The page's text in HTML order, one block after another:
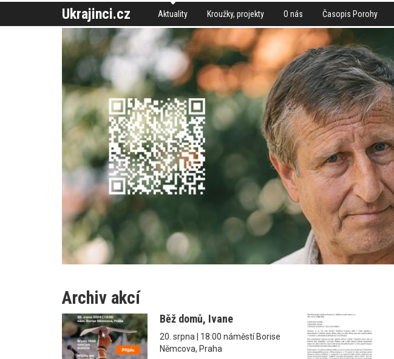
Ukrajinci.cz Aktuality Kroužky, projekty O nás Časopis Porohy
Archiv akcí
Běž domů, Ivane
20. srpna | 18:00 náměstí Borise
Němcova, Praha